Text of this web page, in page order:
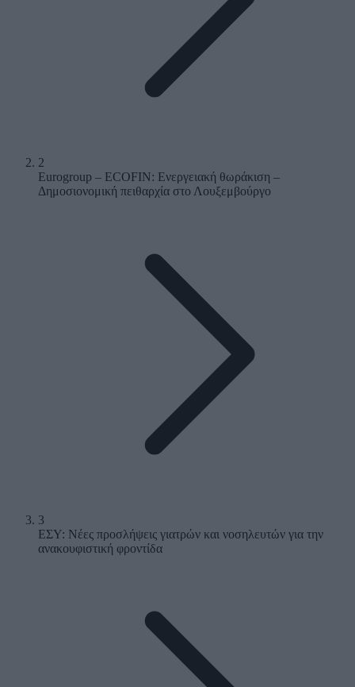
2
Eurogroup – ECOFIN: Ενεργειακή θωράκιση –
Δημοσιονομική πειθαρχία στο Λουξεμβούργο
3
ΕΣΥ: Νέες προσλήψεις γιατρών και νοσηλευτών για την
ανακουφιστική φροντίδα